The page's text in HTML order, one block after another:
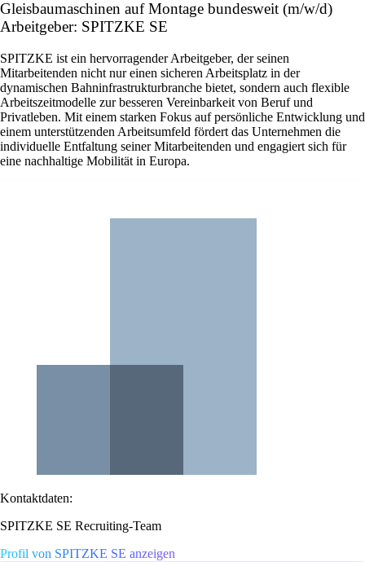
Gleisbaumaschinen auf Montage bundesweit (m/w/d)
Arbeitgeber: SPITZKE SE
SPITZKE ist ein hervorragender Arbeitgeber, der seinen
Mitarbeitenden nicht nur einen sicheren Arbeitsplatz in der
dynamischen Bahninfrastrukturbranche bietet, sondern auch flexible
Arbeitszeitmodelle zur besseren Vereinbarkeit von Beruf und
Privatleben. Mit einem starken Fokus auf persönliche Entwicklung und
einem unterstützenden Arbeitsumfeld fördert das Unternehmen die
individuelle Entfaltung seiner Mitarbeitenden und engagiert sich für
eine nachhaltige Mobilität in Europa.
Kontaktdaten:
SPITZKE SE Recruiting-Team
Profil von SPITZKE SE anzeigen